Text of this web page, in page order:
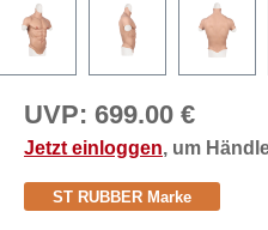
UVP: 699.00 €
Jetzt einloggen, um
ST RUBBER Marke